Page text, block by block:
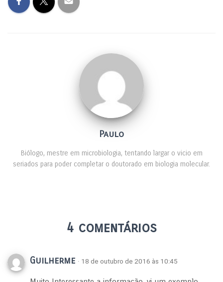
Paulo
Biólogo, mestre em microbiologia, tentando largar o vicio em
seriados para poder completar o doutorado em biologia molecular.
4 comentários
Guilherme · 18 de outubro de 2016 às 10:45